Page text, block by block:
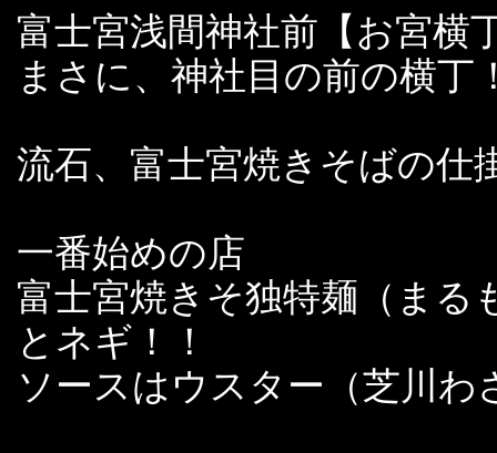
富士宮浅間神社前【お宮横
まさに、神社目の前の横丁
流石、富士宮焼きそばの仕
一番始めの店
富士宮焼きそ独特麺（まる
とネギ！！
ソースはウスター（芝川